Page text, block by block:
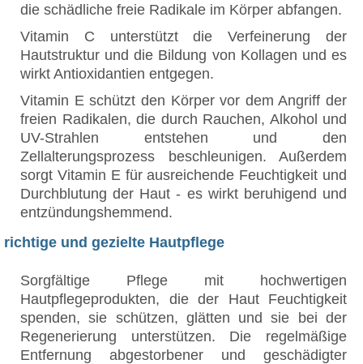
die schädliche freie Radikale im Körper abfangen.
Vitamin C unterstützt die Verfeinerung der
Hautstruktur und die Bildung von Kollagen und es
wirkt Antioxidantien entgegen.
Vitamin E schützt den Körper vor dem Angriff der
freien Radikalen, die durch Rauchen, Alkohol und
UV-Strahlen entstehen und den
Zellalterungsprozess beschleunigen. Außerdem
sorgt Vitamin E für ausreichende Feuchtigkeit und
Durchblutung der Haut - es wirkt beruhigend und
entzündungshemmend.
richtige und gezielte Hautpflege
Sorgfältige Pflege mit hochwertigen
Hautpflegeprodukten, die der Haut Feuchtigkeit
spenden, sie schützen, glätten und sie bei der
Regenerierung unterstützen. Die regelmäßige
Entfernung abgestorbener und geschädigter